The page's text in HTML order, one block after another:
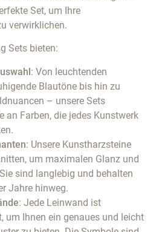
Set, um Ihre
verwirklichen.
Sets bieten:
: Von leuchtenden
Blautöne bis hin zu
– unsere Sets
an Farben, die jedes Kunstwerk
: Unsere Kunstharzsteine
um maximalen Glanz und
sind langlebig und behalten
Jahre hinweg.
: Jede Leinwand ist
um Ihnen ein genaues und leicht